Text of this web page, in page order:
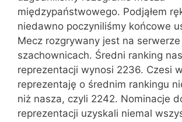
międzypaństwowego. Podjąłem
niedawno poczyniliśmy końcowe
Mecz rozgrywany jest na serwerze
szachownicach. Średni ranking
reprezentacji wynosi 2236. Czesi
reprezentaję o średnim rankingu
niż nasza, czyli 2242. Nominacje
reprezentacji uzyskali niemal